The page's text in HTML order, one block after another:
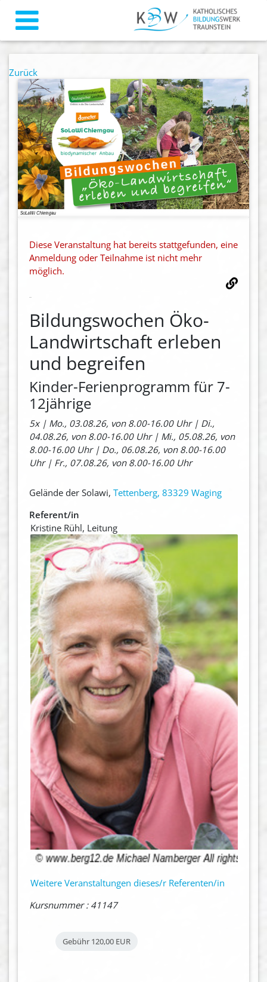
Zurück
Diese Veranstaltung hat bereits stattgefunden, eine
Anmeldung oder Teilnahme ist nicht mehr
möglich.
Bildungswochen Öko-
Landwirtschaft erleben
und begreifen
Kinder-Ferienprogramm für 7-
12jährige
5x | Mo., 03.08.26, von 8.00-16.00 Uhr | Di.,
04.08.26, von 8.00-16.00 Uhr | Mi., 05.08.26, von
8.00-16.00 Uhr | Do., 06.08.26, von 8.00-16.00
Uhr | Fr., 07.08.26, von 8.00-16.00 Uhr
Gelände der Solawi, Tettenberg, 83329 Waging
Referent/in
Kristine Rühl, Leitung
Weitere Veranstaltungen dieses/r Referenten/in
Kursnummer : 41147
Gebühr 120,00 EUR